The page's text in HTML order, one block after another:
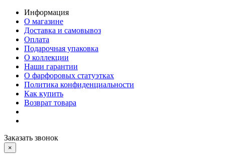
Информация
О магазине
Доставка и самовывоз
Оплата
Подарочная упаковка
О коллекции
Наши гарантии
О фарфоровых статуэтках
Политика конфиденциальности
Как купить
Возврат товара
Заказать звонок
×